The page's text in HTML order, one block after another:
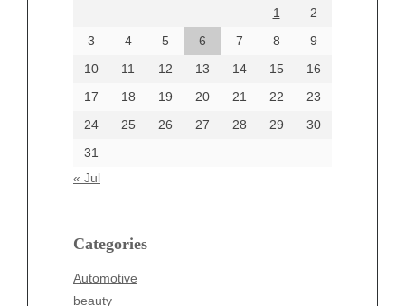
1
2
3
4 5 6 7 8
9
10
11 12 13 14 15
16
17
18 19 20 21 22
23
24
25 26 27 28 29
30
31
« Jul
Categories
Automotive
beauty
June 2024
Categories
beauty
Business
Entertainment